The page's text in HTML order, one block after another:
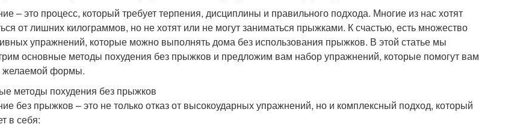
– это процесс, который требует терпения, дисциплины и правильного подхода. Многие из нас хотят
от лишних килограммов, но не хотят или не могут заниматься прыжками. К счастью, есть множество
упражнений, которые можно выполнять дома без использования прыжков. В этой статье мы
основные методы похудения без прыжков и предложим вам набор упражнений, которые помогут вам
желаемой формы.
методы похудения без прыжков
без прыжков – это не только отказ от высокоударных упражнений, но и комплексный подход, который
в себя: